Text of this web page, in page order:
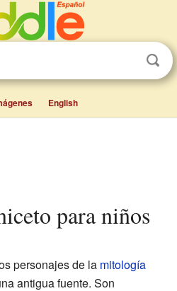
English
para niños
personajes de la mitología
antigua fuente. Son